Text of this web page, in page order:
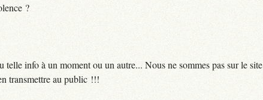
?
info à un moment ou un autre... Nous ne sommes pas sur le site
transmettre au public !!!